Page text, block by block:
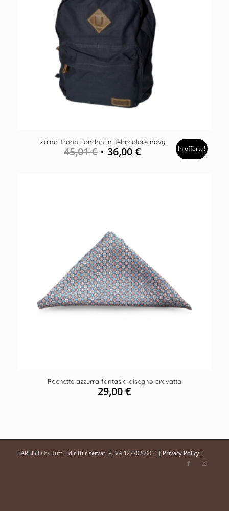
Zaino Troop London in Tela colore navy
45,01€ 36,00€ In offerta!
Pochette azzurra fantasia disegno cravatta
29,00€
BARBISIO ©. Tutti i diritti riservati P.IVA 12770260011 [ Privacy Policy]